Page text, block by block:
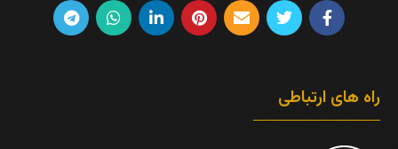
راه های ارتباطی